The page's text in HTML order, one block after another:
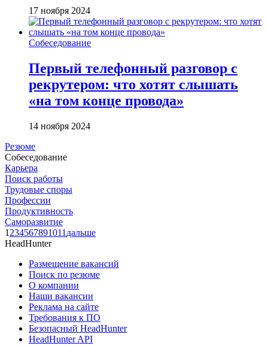
17 ноября 2024
Собеседование
Первый телефонный разговор с
рекрутером: что хотят слышать
«на том конце провода»
14 ноября 2024
Резюме
Собеседование
Карьера
Поиск работы
Трудовые споры
Профессии
Продуктивность
Саморазвитие
1 234567891011 дальше
HeadHunter
Размещение вакансий
Поиск по резюме
О компании
Наши вакансии
Реклама на сайте
Требования к ПО
Безопасный HeadHunter
HeadHunter API